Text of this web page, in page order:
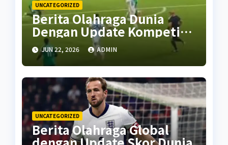
UNCATEGORIZED
Berita Olahraga Dunia
Dengan Update Kompetisi
Terbaru
JUN 22, 2026 ADMIN
UNCATEGORIZED
Berita Olahraga Global